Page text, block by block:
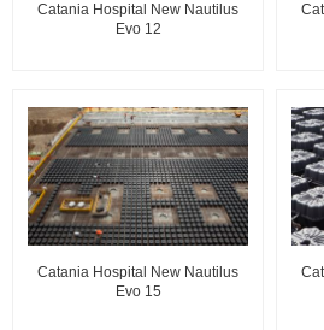
Catania Hospital New Nautilus
Evo 12
Catania Hospital New Nautilus
Evo 15